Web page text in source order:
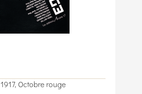
1917, Octobre rouge